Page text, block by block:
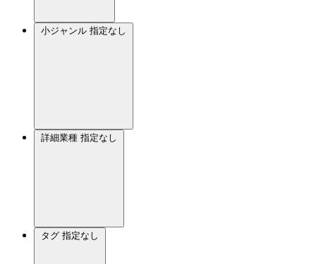
小ジャンル 指定なし
詳細業種 指定なし
タグ 指定なし